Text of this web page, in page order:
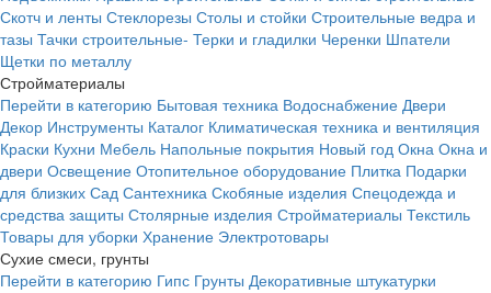
Скотч и ленты Стеклорезы Столы и стойки Строительные ведра и
тазы Тачки строительные- Терки и гладилки Черенки Шпатели
Щетки по металлу
Стройматериалы
Перейти в категорию Бытовая техника Водоснабжение Двери
Декор Инструменты Каталог Климатическая техника и вентиляция
Краски Кухни Мебель Напольные покрытия Новый год Окна Окна и
двери Освещение Отопительное оборудование Плитка Подарки
для близких Сад Сантехника Скобяные изделия Спецодежда и
средства защиты Столярные изделия Стройматериалы Текстиль
Товары для уборки Хранение Электротовары
Сухие смеси, грунты
Перейти в категорию Гипс Грунты Декоративные штукатурки